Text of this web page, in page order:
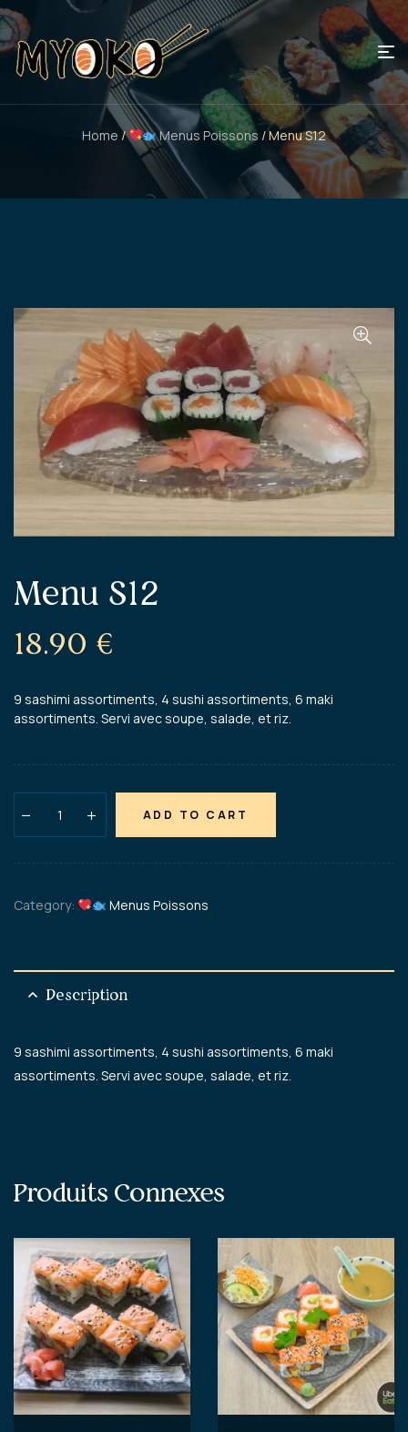
Home / Menus Poissons / Menu S12
Menu S12
18.90 €
9 sashimi assortiments, 4 sushi assortiments, 6 maki
assortiments. Servi avec soupe, salade, et riz.
ADD TO CART
Category: Menus Poissons
Description
9 sashimi assortiments, 4 sushi assortiments, 6 maki
assortiments. Servi avec soupe, salade, et riz.
Produits Connexes